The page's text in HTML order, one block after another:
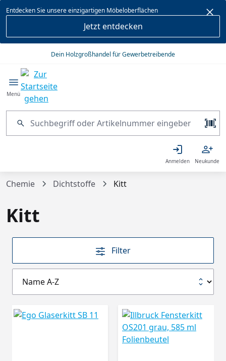
springen
Entdecken Sie unsere einzigartigen Möbeloberflächen
Jetzt entdecken
Dein Holzgroßhandel für Gewerbetreibende
Menü
Anmelden Neukunde
Chemie Dichtstoffe Kitt
Kitt
Filter